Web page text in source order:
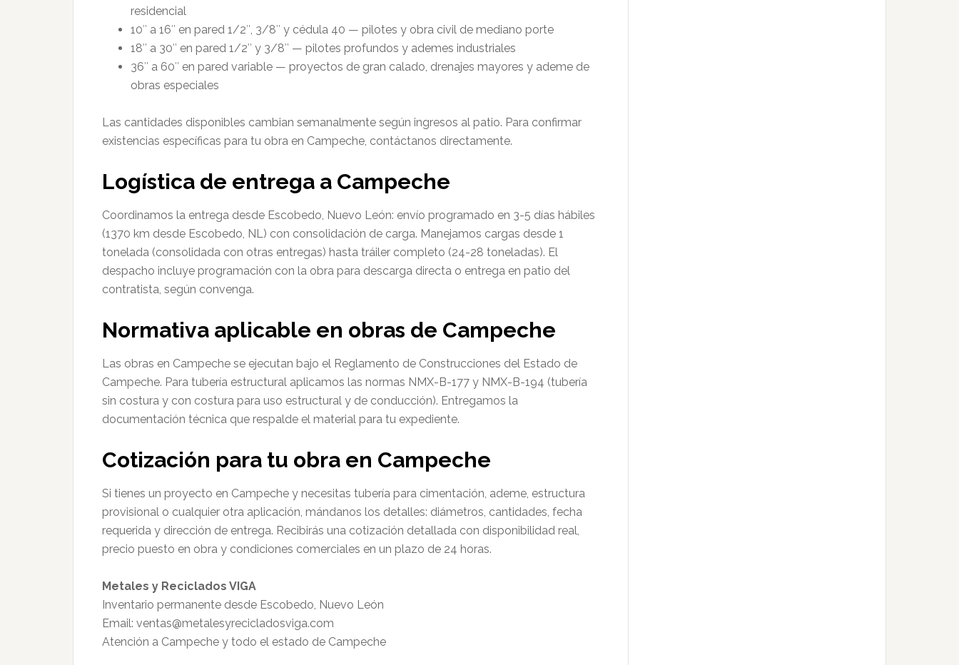
residencial
10″ a 16″ en pared 1/2″, 3/8″ y cédula 40 — pilotes y obra civil de mediano porte
18″ a 30″ en pared 1/2″ y 3/8″ — pilotes profundos y ademes industriales
36″ a 60″ en pared variable — proyectos de gran calado, drenajes mayores y ademe de
obras especiales
Las cantidades disponibles cambian semanalmente según ingresos al patio. Para confirmar
existencias específicas para tu obra en Campeche, contáctanos directamente.
Logística de entrega a Campeche
Coordinamos la entrega desde Escobedo, Nuevo León: envío programado en 3-5 días hábiles
(1370 km desde Escobedo, NL) con consolidación de carga. Manejamos cargas desde 1
tonelada (consolidada con otras entregas) hasta tráiler completo (24-28 toneladas). El
despacho incluye programación con la obra para descarga directa o entrega en patio del
contratista, según convenga.
Normativa aplicable en obras de Campeche
Las obras en Campeche se ejecutan bajo el Reglamento de Construcciones del Estado de
Campeche. Para tubería estructural aplicamos las normas NMX-B-177 y NMX-B-194 (tubería
sin costura y con costura para uso estructural y de conducción). Entregamos la
documentación técnica que respalde el material para tu expediente.
Cotización para tu obra en Campeche
Si tienes un proyecto en Campeche y necesitas tubería para cimentación, ademe, estructura
provisional o cualquier otra aplicación, mándanos los detalles: diámetros, cantidades, fecha
requerida y dirección de entrega. Recibirás una cotización detallada con disponibilidad real,
precio puesto en obra y condiciones comerciales en un plazo de 24 horas.
Metales y Reciclados VIGA
Inventario permanente desde Escobedo, Nuevo León
Email: ventas@metalesyrecicladosviga.com
Atención a Campeche y todo el estado de Campeche